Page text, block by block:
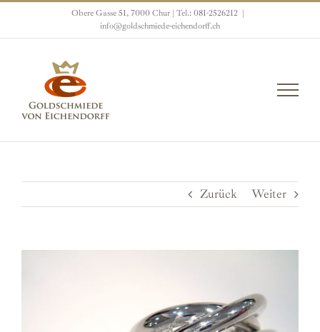
Obere Gasse 51, 7000 Chur | Tel.: 081-2526212 |
info@goldschmiede-eichendorff.ch
Zurück Weiter